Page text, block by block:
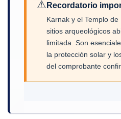
⚠ Recordatorio
Karnak y el Templo
sitios arqueológicos
limitada. Son
la protección solar y
del comprobante